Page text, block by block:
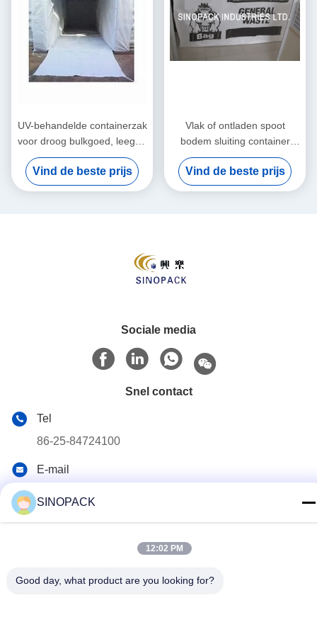
UV-behandelde containerzak
voor droog bulkgoed, leeg of
bedrukt voor verzending en
vrachtverwerking
Vind de beste prijs
Vlak of ontladen spoot
bodem sluiting container
inlegzakken voor
gemakkelijke ontlading
Vind de beste prijs
Sociale media
Snel contact
Tel
86-25-84724100
E-mail
RM.1607 Zhenghong Mansion, No. 38 Hongwu RD, Nanjing
SINOPACK
12:02 PM
Good day, what product are you looking for?